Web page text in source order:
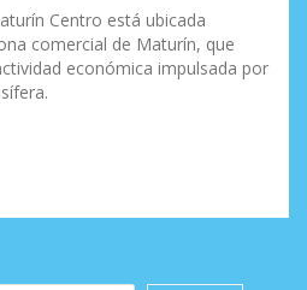
Centro está ubicada
comercial de Maturín, que
económica impulsada por